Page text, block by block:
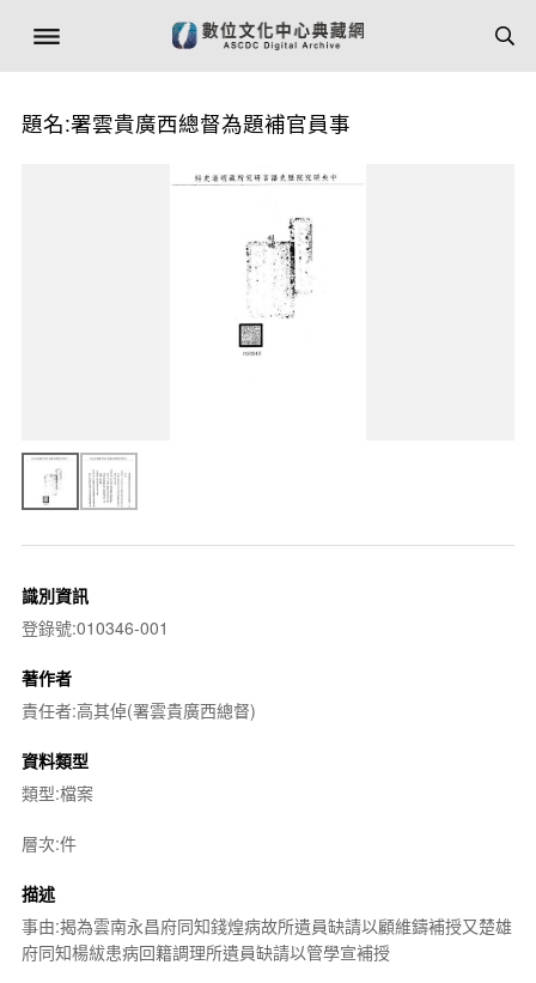
題名:署雲貴廣西總督為題補官員事
識別資訊
登錄號:010346-001
著作者
責任者:高其倬(署雲貴廣西總督)
資料類型
類型:檔案
層次:件
描述
事由:揭為雲南永昌府同知錢煌病故所遺員缺請以顧維鑄補授又楚雄
府同知楊紱患病回籍調理所遺員缺請以管學宣補授